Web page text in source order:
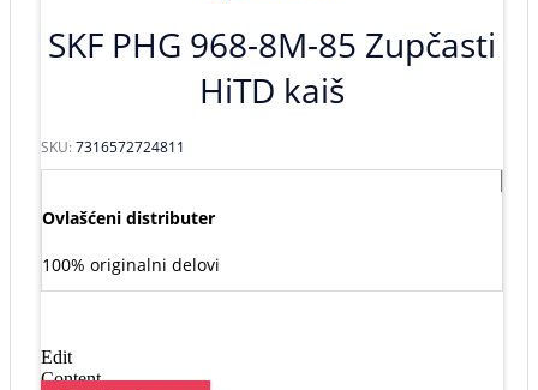
SKF PHG 968-8M-85 Zupčasti
HiTD kaiš
SKU:7316572724811
Ovlašćeni distributer
100% originalni delovi
Edit
Content